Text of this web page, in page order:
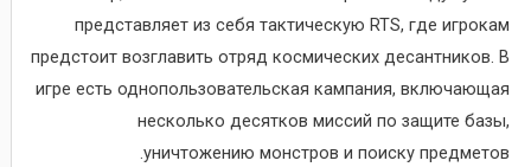
представляет из себя тактическую RTS, где игрокам
предстоит возглавить отряд космических десантников. В
игре есть однопользовательская кампания, включающая
несколько десятков миссий по защите базы,
уничтожению монстров и поиску предметов.